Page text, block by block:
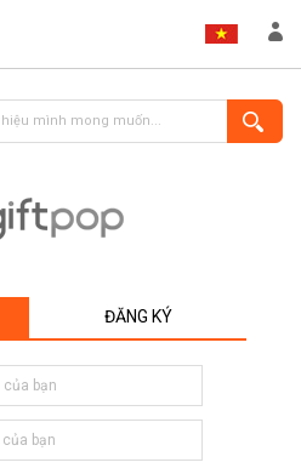
ĐĂNG KÝ